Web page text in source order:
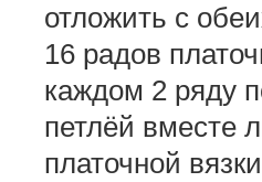
отложить с
16 радов
каждом 2 ряду
петлёй вместе
платочной